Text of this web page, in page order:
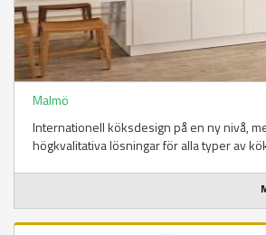
Malmö
Internationell köksdesign på en ny nivå,
högkvalitativa lösningar för alla typer av